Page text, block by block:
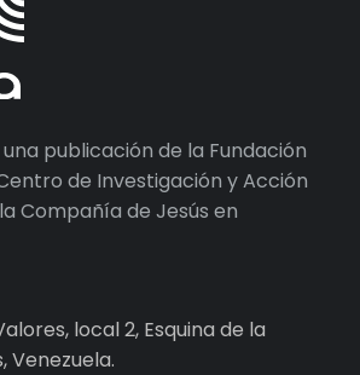
una publicación de la Fundación
de Investigación y Acción
Compañía de Jesús en
local 2, Esquina de la
Venezuela.